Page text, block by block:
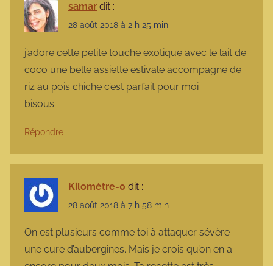
samar dit :
28 août 2018 à 2 h 25 min
j’adore cette petite touche exotique avec le lait de
coco une belle assiette estivale accompagne de
riz au pois chiche c’est parfait pour moi
bisous
Répondre
Kilomètre-0 dit :
28 août 2018 à 7 h 58 min
On est plusieurs comme toi à attaquer sévère
une cure d’aubergines. Mais je crois qu’on en a